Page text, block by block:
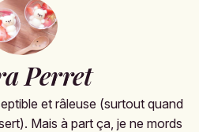
Perret
et râleuse (surtout quand
Mais à part ça, je ne mords